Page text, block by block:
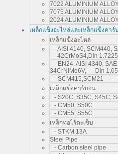
7022 ALUMINIUM
7075 ALUMINIUM
2024 ALUMINIUM
เหล็กแข็งอะไหล่และเหล็กแข็งคาร์
เหล็กแข็งอะไหล่
- AISI 4140,
42CrMoS4,Din 1.7225
- EN24, AISI 4340,
34CrNiMo6V, Din
- SCM415,SCM21
เหล็กแข็งคาร์บอน
- S20C, S35C, S45C,
- CM50, S50C
- CM55, S55C
เหล็กท่อไร้ตะเข็บ
- STKM 13A
Steel Pipe
- Carbon steel pipe